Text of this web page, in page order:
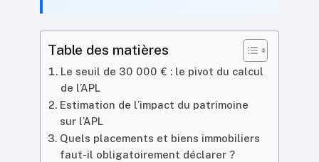
Table des matières
Le seuil de 30 000 € : le pivot du calcul
de l’APL
Estimation de l’impact du patrimoine
sur l’APL
Quels placements et biens immobiliers
faut-il obligatoirement déclarer ?